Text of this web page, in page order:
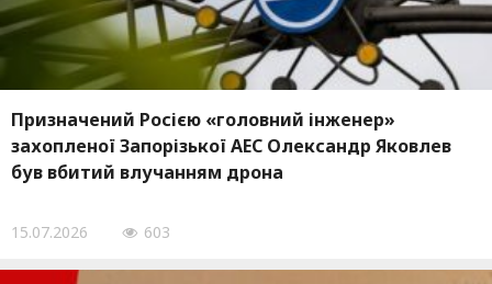
Призначений Росією «головний інженер» ​​
захопленої Запорізької АЕС Олександр Яковлев
був вбитий влучанням дрона
15.07.2026 603